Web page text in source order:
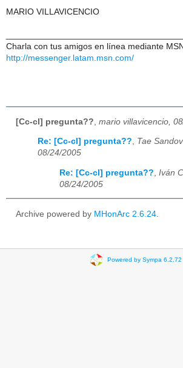
MARIO VILLAVICENCIO
Charla con tus amigos en línea mediante
http://messenger.latam.msn.com/
[Cc-cl] pregunta?? mario villavicencio,
Re: [Cc-cl] pregunta??, Tae
08/24/2005
Re: [Cc-cl] pregunta?? Iván
08/24/2005
Archive powered by MHonArc 2.6.24.
Powered by Sympa 6.2.72